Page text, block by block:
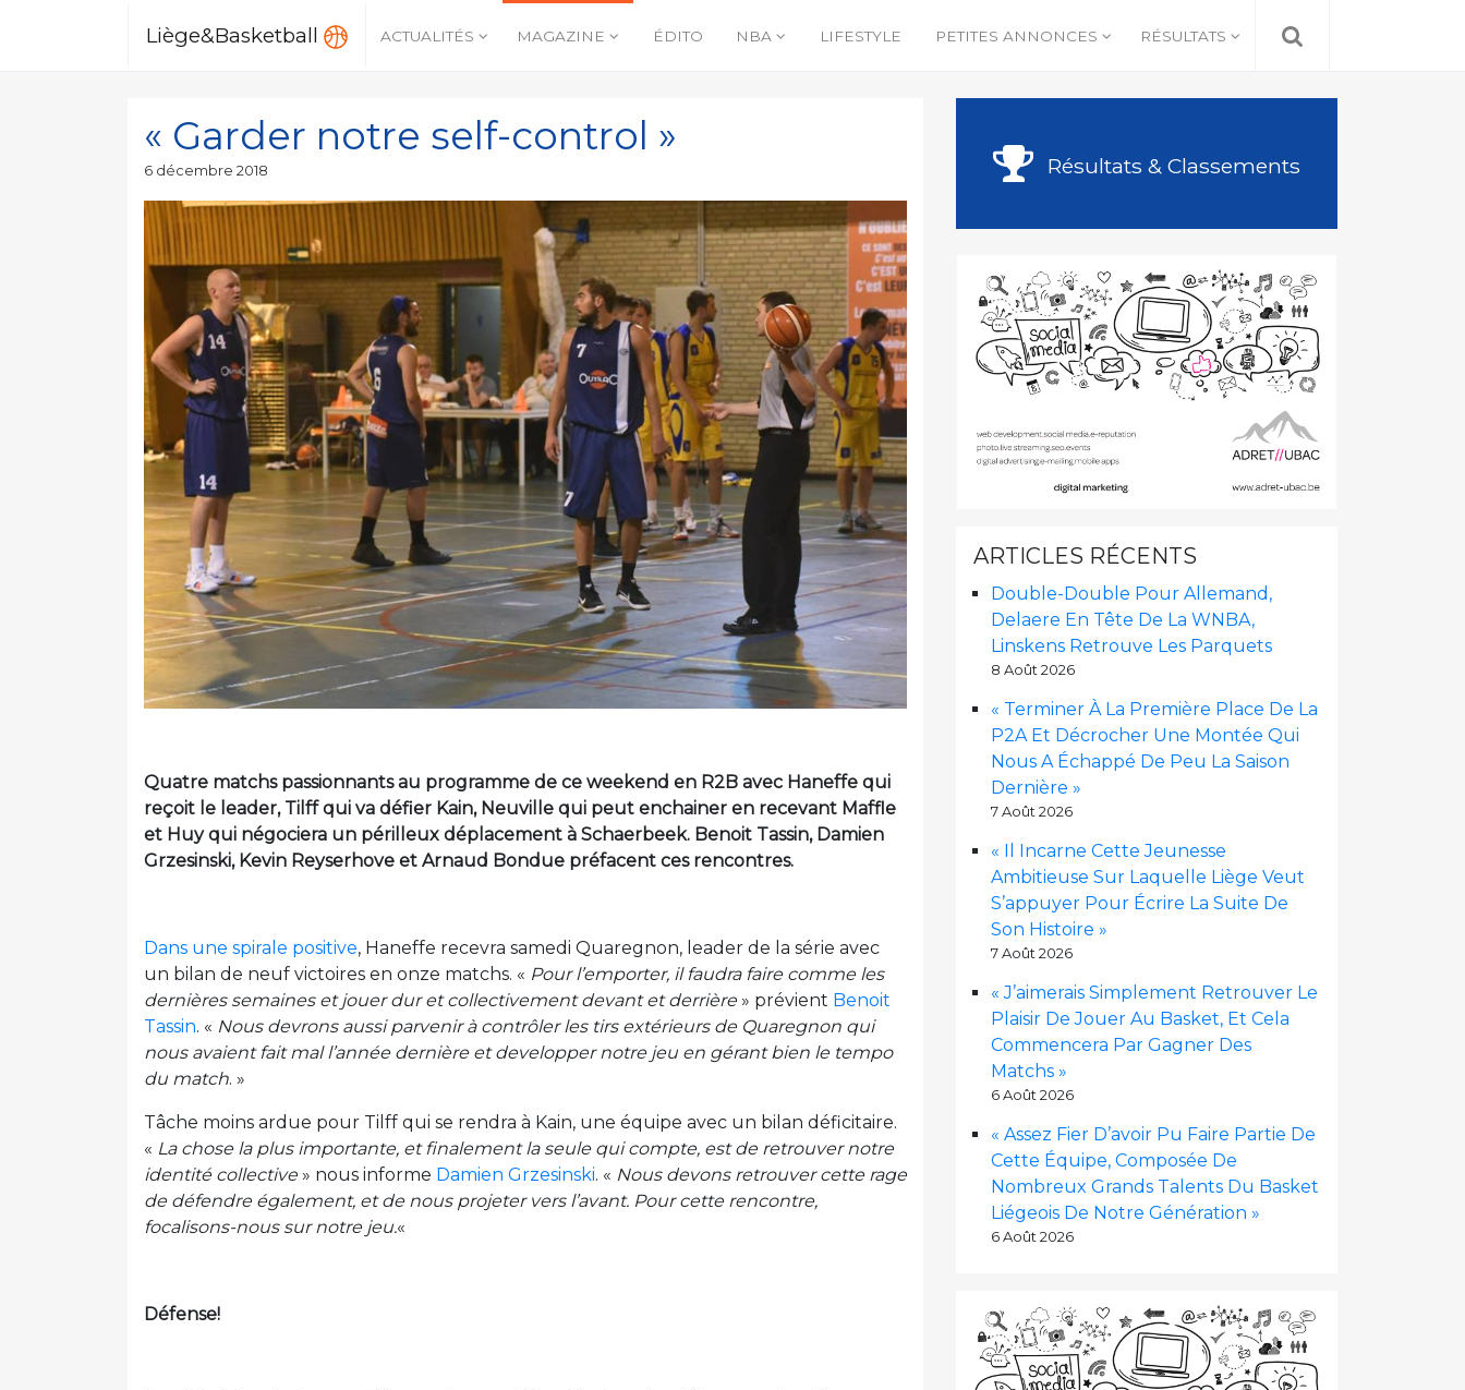
Liège&Basketball ACTUALITÉS MAGAZINE ÉDITO NBA LIFESTYLE PETITES ANNONCES RÉSULTATS
« Garder notre self-control »
Publié
6 décembre 2018
Quatre matchs passionnants au programme de ce weekend en R2B avec Haneffe qui
reçoit le leader, Tilff qui va défier Kain, Neuville qui peut enchainer en recevant Maffle
et Huy qui négociera un périlleux déplacement à Schaerbeek. Benoit Tassin, Damien
Grzesinski, Kevin Reyserhove et Arnaud Bondue préfacent ces rencontres.
Dans une spirale positive, Haneffe recevra samedi Quaregnon, leader de la série avec
un bilan de neuf victoires en onze matchs. « Pour l’emporter, il faudra faire comme les
dernières semaines et jouer dur et collectivement devant et derrière» prévient Benoit
Tassin. « Nous devrons aussi parvenir à contrôler les tirs extérieurs de Quaregnon qui
nous avaient fait mal l’année dernière et developper notre jeu en gérant bien le tempo
du match. »
Tâche moins ardue pour Tilff qui se rendra à Kain, une équipe avec un bilan déficitaire.
« La chose la plus importante, et finalement la seule qui compte, est de retrouver notre
identité collective» nous informe Damien Grzesinski. « Nous devons retrouver cette rage
de défendre également, et de nous projeter vers l’avant. Pour cette rencontre,
focalisons-nous sur notre jeu.«
Défense!
Résultats & Classements
ARTICLES RÉCENTS
Double-Double Pour Allemand,
Delaere En Tête De La WNBA,
Linskens Retrouve Les Parquets
8 Août 2026
« Terminer À La Première Place De La
P2A Et Décrocher Une Montée Qui
Nous A Échappé De Peu La Saison
Dernière »
7 Août 2026
« Il Incarne Cette Jeunesse
Ambitieuse Sur Laquelle Liège Veut
S’appuyer Pour Écrire La Suite De
Son Histoire »
7 Août 2026
« J’aimerais Simplement Retrouver Le
Plaisir De Jouer Au Basket, Et Cela
Commencera Par Gagner Des
Matchs »
6 Août 2026
« Assez Fier D’avoir Pu Faire Partie De
Cette Équipe, Composée De
Nombreux Grands Talents Du Basket
Liégeois De Notre Génération »
6 Août 2026